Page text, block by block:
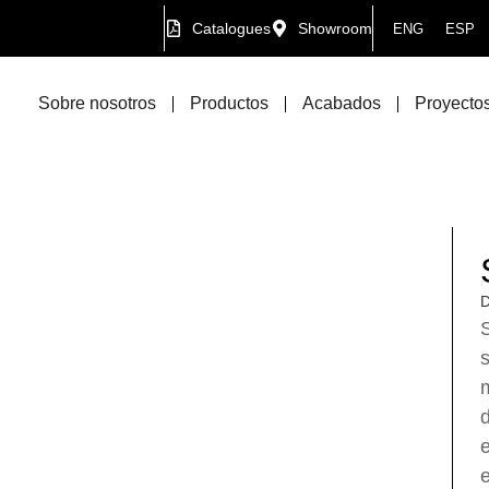
Catalogues Showroom ENG ESP
Sobre nosotros Productos Acabados